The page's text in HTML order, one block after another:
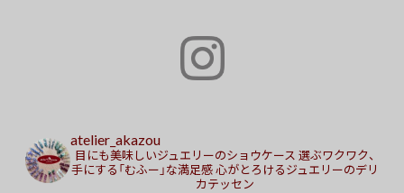
atelier_akazou
目にも美味しいジュエリーのショウケース 選ぶワクワク、
手にする「むふー」な満足感心がとろけるジュエリーのデリ
カテッセン